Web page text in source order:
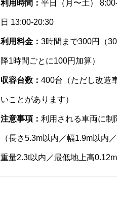
利用時間： 平日（月〜土）
日 13:00-20:30
利用料金： 3時間まで300円（
降1時間ごとに100円加算）
収容台数： 400台（ただし改造
いことがあります）
注意事項： 利用される車両に制
（長さ5.3m以内／幅1.9m以内
重量2.3t以内／最低地上高0.12m